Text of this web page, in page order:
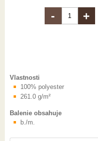
- +
Vlastnosti
100% polyester
261.0 g/m²
Balenie obsahuje
b./m.